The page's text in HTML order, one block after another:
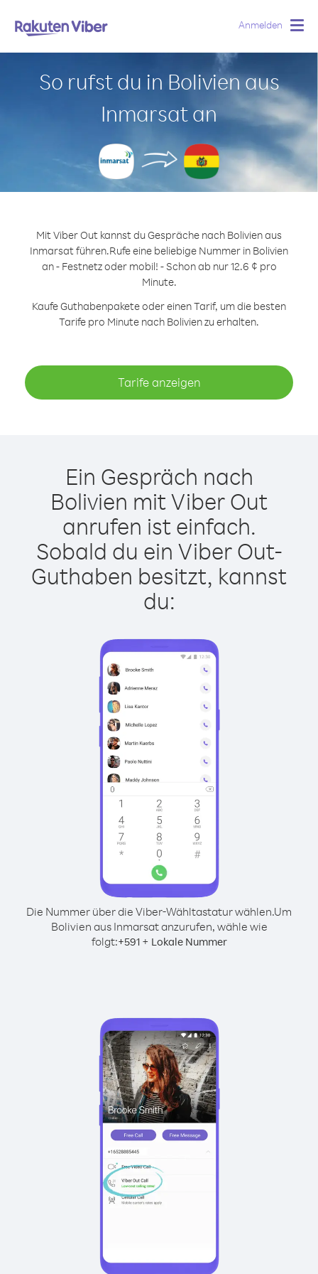
Anmelden
So rufst du in Bolivien aus
Inmarsat an
Mit Viber Out kannst du Gespräche nach Bolivien aus
Inmarsat führen.Rufe eine beliebige Nummer in Bolivien
an - Festnetz oder mobil! - Schon ab nur 12.6 ¢ pro
Minute.
Kaufe Guthabenpakete oder einen Tarif, um die besten
Tarife pro Minute nach Bolivien zu erhalten.
Tarife anzeigen
Ein Gespräch nach
Bolivien mit Viber Out
anrufen ist einfach.
Sobald du ein Viber Out-
Guthaben besitzt, kannst
du:
Die Nummer über die Viber-Wähltastatur wählen.Um
Bolivien aus Inmarsat anzurufen, wähle wie
folgt:+591+ Lokale Nummer